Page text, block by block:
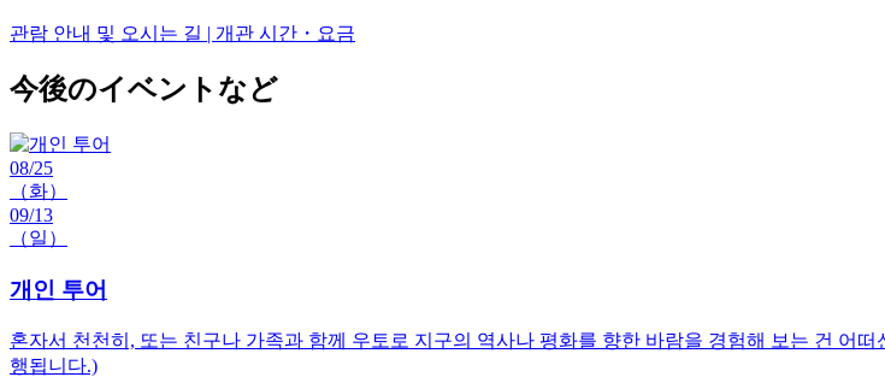
관람 안내 및 오시는 길 | 개관 시간・요금
今後のイベントなど
08/25
（화）
09/13
（일）
개인 투어
혼자서 천천히, 또는 친구나 가족과 함께 우토로 지구의 역사나 평화를 향한 바람을 경험해 보는 건 어
행됩니다.)